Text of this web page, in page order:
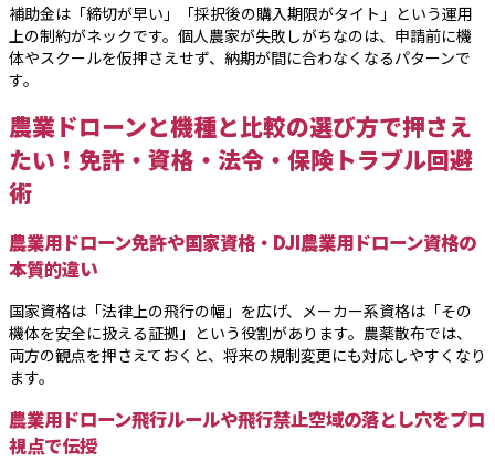
補助金は「締切が早い」「採択後の購入期限がタイト」という運用
上の制約がネックです。個人農家が失敗しがちなのは、申請前に機
体やスクールを仮押さえせず、納期が間に合わなくなるパターンで
す。
農業ドローンと機種と比較の選び方で押さえ
たい！免許・資格・法令・保険トラブル回避
術
農業用ドローン免許や国家資格・DJI農業用ドローン資格の
本質的違い
国家資格は「法律上の飛行の幅」を広げ、メーカー系資格は「その
機体を安全に扱える証拠」という役割があります。農薬散布では、
両方の観点を押さえておくと、将来の規制変更にも対応しやすくなり
ます。
農業用ドローン飛行ルールや飛行禁止空域の落とし穴をプロ
視点で伝授